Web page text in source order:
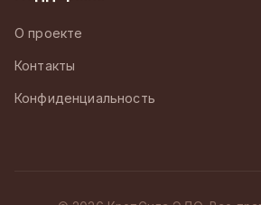
О проекте
Контакты
Конфиденциальность